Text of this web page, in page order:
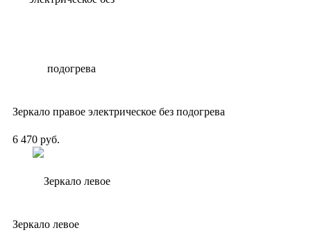
Зеркало правое электрическое без подогрева
6 470 руб.
Зеркало левое